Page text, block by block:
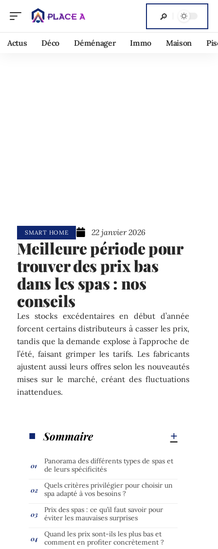
Actus Déco Déménager Immo Maison
SMART HOME 22 janvier 2026
Meilleure période pour
trouver des prix bas
dans les spas : nos
conseils
Les stocks excédentaires en début d’année
forcent certains distributeurs à casser les prix,
tandis que la demande explose à l’approche de
l’été, faisant grimper les tarifs. Les fabricants
ajustent aussi leurs offres selon les nouveautés
mises sur le marché, créant des fluctuations
inattendues.
Sommaire
Panorama des différents types de spas et
de leurs spécificités
Quels critères privilégier pour choisir un
spa adapté à vos besoins ?
Prix des spas : ce qu’il faut savoir pour
éviter les mauvaises surprises
Quand les prix sont-ils les plus bas et
comment en profiter concrètement ?